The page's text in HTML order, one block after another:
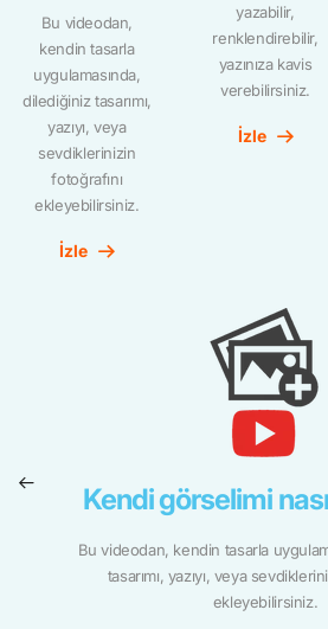
Bu videodan,
kendin tasarla
uygulamasında,
dilediğiniz tasarımı,
yazıyı, veya
sevdiklerinizin
fotoğrafını
ekleyebilirsiniz.
İzle
yazabilir,
renklendirebilir,
yazınıza kavis
verebilirsiniz.
İzle
Kendi görselimi
Bu videodan, kendin tasarla
tasarımı, yazıyı, veya
ekleyebilirsiniz.